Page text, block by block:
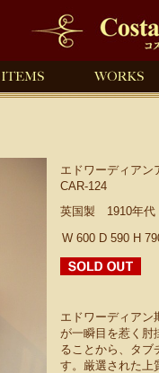
エドワーディアン
CAR-124
英国製 1910年
W 600 D 590 H
エドワーディアン
が一瞬目を惹く肘
ることから、タブ
す。厳選された上